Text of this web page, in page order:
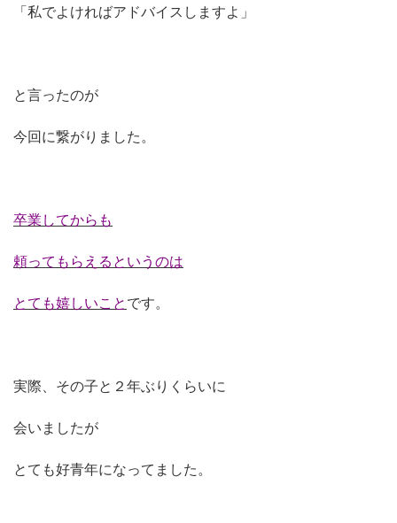
「私でよければアドバイスしますよ」
と言ったのが
今回に繋がりました。
卒業してからも
頼ってもらえるというのは
とても嬉しいこと です。
実際、その子と２年ぶりくらいに
会いましたが
とても好青年になってました。